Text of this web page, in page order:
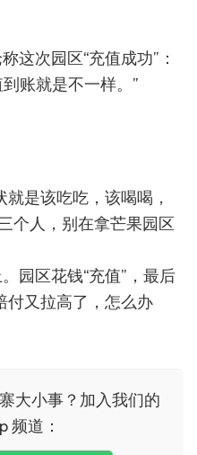
这次园区“充值成功”：
账就是不一样。”
是该吃吃，该喝喝，
个人，别在拿芒果园区
园区花钱“充值”，最后
付又拉高了，怎么办
大小事？加入我们的
频道：